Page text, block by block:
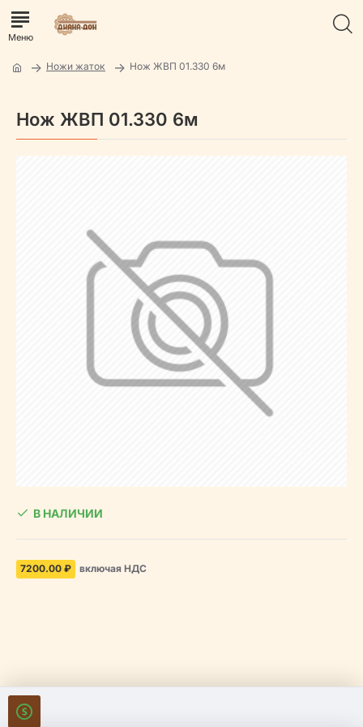
Ножи жаток Нож ЖВП 01.330 6м
Нож ЖВП 01.330 6м
7200.00 ₽ включая НДС
В НАЛИЧИИ